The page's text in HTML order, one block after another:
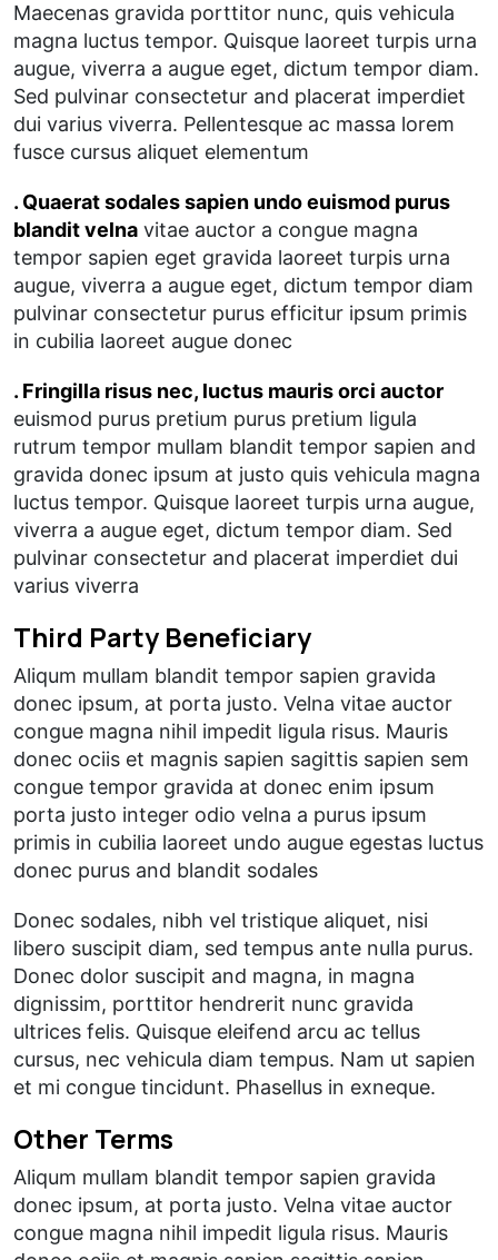
Maecenas gravida porttitor nunc, quis vehicula
magna luctus tempor. Quisque laoreet turpis urna
augue, viverra a augue eget, dictum tempor diam.
Sed pulvinar consectetur and placerat imperdiet
dui varius viverra. Pellentesque ac massa lorem
fusce cursus aliquet elementum
. Quaerat sodales sapien undo euismod purus
blandit velna vitae auctor a congue magna
tempor sapien eget gravida laoreet turpis urna
augue, viverra a augue eget, dictum tempor diam
pulvinar consectetur purus efficitur ipsum primis
in cubilia laoreet augue donec
. Fringilla risus nec, luctus mauris orci auctor
euismod purus pretium purus pretium ligula
rutrum tempor mullam blandit tempor sapien and
gravida donec ipsum at justo quis vehicula magna
luctus tempor. Quisque laoreet turpis urna augue,
viverra a augue eget, dictum tempor diam. Sed
pulvinar consectetur and placerat imperdiet dui
varius viverra
Third Party Beneficiary
Aliqum mullam blandit tempor sapien gravida
donec ipsum, at porta justo. Velna vitae auctor
congue magna nihil impedit ligula risus. Mauris
donec ociis et magnis sapien sagittis sapien sem
congue tempor gravida at donec enim ipsum
porta justo integer odio velna a purus ipsum
primis in cubilia laoreet undo augue egestas luctus
donec purus and blandit sodales
Donec sodales, nibh vel tristique aliquet, nisi
libero suscipit diam, sed tempus ante nulla purus.
Donec dolor suscipit and magna, in magna
dignissim, porttitor hendrerit nunc gravida
ultrices felis. Quisque eleifend arcu ac tellus
cursus, nec vehicula diam tempus. Nam ut sapien
et mi congue tincidunt. Phasellus in exneque.
Other Terms
Aliqum mullam blandit tempor sapien gravida
donec ipsum, at porta justo. Velna vitae auctor
congue magna nihil impedit ligula risus. Mauris